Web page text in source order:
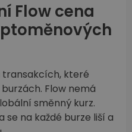
Flow cena
transakcích, které
Flow nemá
směnný kurz.
na každé burze liší a